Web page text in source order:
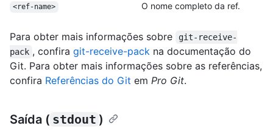
<ref-name> O nome completo da ref.
Para obter mais informações sobre
git-receive-
pack , confiragit-receive-pack na documentação do
Git. Para obter mais informações sobre as referências,
confira Referências do Git em Pro Git.
Saída ( stdout )